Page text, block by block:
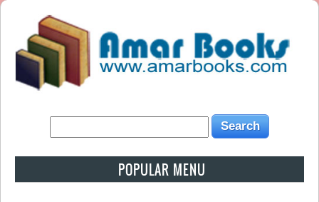
POPULAR MENU